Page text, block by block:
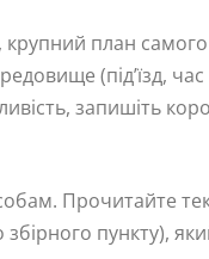
крупний план
(під’їзд,
запишіть
Прочитайте
пункту),